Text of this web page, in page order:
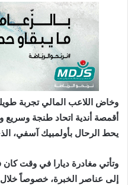
وخاض اللاعب المالي تجربة
أقمصة أندية اتحاد طنجة وسريع
يحط الرحال بأولمبيك آسفي،
وتأتي مغادرة ديارا في وقت
إلى عناصر الخبرة، خصوصاً